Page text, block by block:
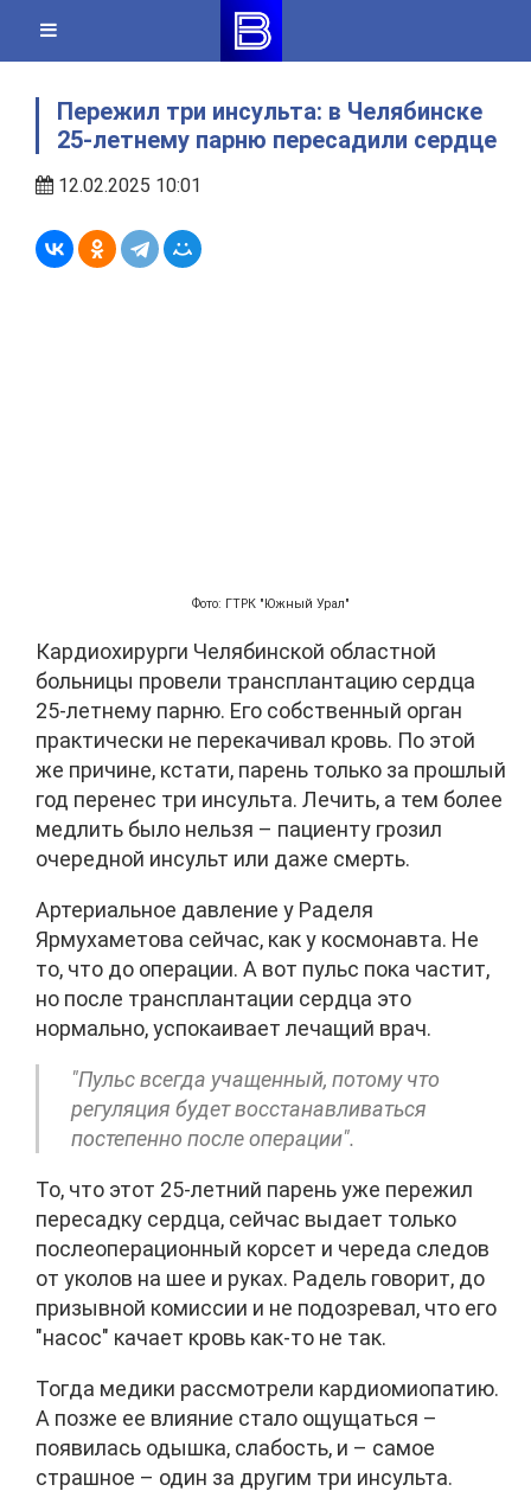
content
Пережил три инсульта: в Челябинске
25-летнему парню пересадили сердце
12.02.2025 10:01
Фото: ГТРК "Южный Урал"
Кардиохирурги Челябинской областной
больницы провели трансплантацию сердца
25-летнему парню. Его собственный орган
практически не перекачивал кровь. По этой
же причине, кстати, парень только за прошлый
год перенес три инсульта. Лечить, а тем более
медлить было нельзя – пациенту грозил
очередной инсульт или даже смерть.
Артериальное давление у Раделя
Ярмухаметова сейчас, как у космонавта. Не
то, что до операции. А вот пульс пока частит,
но после трансплантации сердца это
нормально, успокаивает лечащий врач.
"Пульс всегда учащенный, потому что
регуляция будет восстанавливаться
постепенно после операции".
То, что этот 25-летний парень уже пережил
пересадку сердца, сейчас выдает только
послеоперационный корсет и череда следов
от уколов на шее и руках. Радель говорит, до
призывной комиссии и не подозревал, что его
"насос" качает кровь как-то не так.
Тогда медики рассмотрели кардиомиопатию.
А позже ее влияние стало ощущаться –
появилась одышка, слабость, и – самое
страшное – один за другим три инсульта.